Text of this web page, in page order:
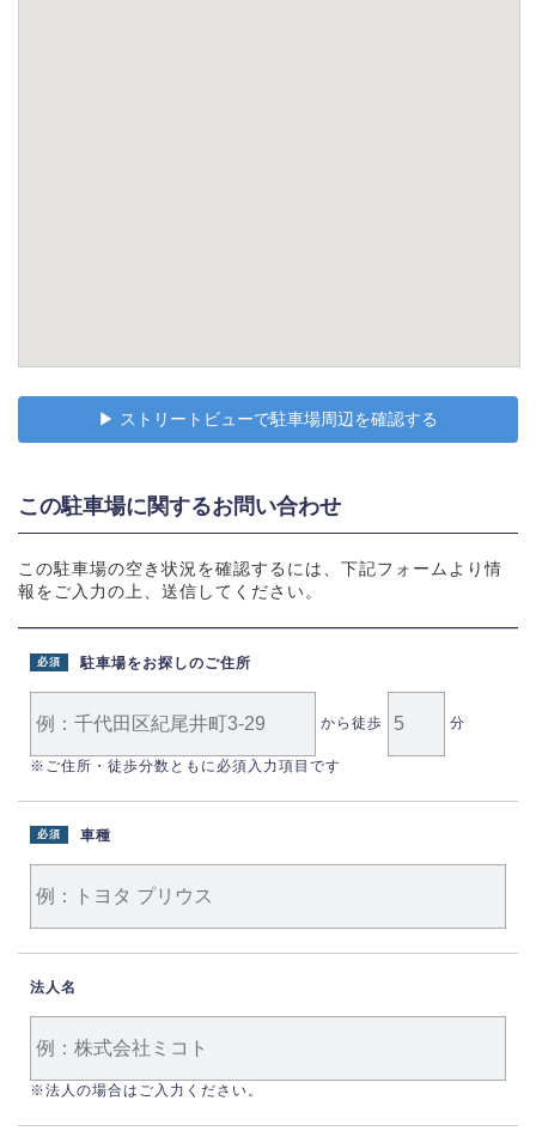
▶︎ ストリートビューで駐車場周辺を確認する
この駐車場に関するお問い合わせ
この駐車場の空き状況を確認するには、下記フォームより情
報をご入力の上、送信してください。
駐車場をお探しのご住所
必須
から徒歩 分
※ご住所・徒歩分数ともに必須入力項目です
車種
必須
法人名
※法人の場合はご入力ください。